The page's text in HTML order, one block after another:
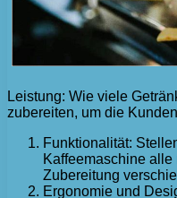
Leistung: Wie viele
zubereiten, um die
Funktionalität:
Kaffeemaschine
Zubereitung
Ergonomie und